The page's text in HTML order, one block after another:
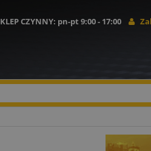
CZYNNY: pn-pt 9:00 - 17:00